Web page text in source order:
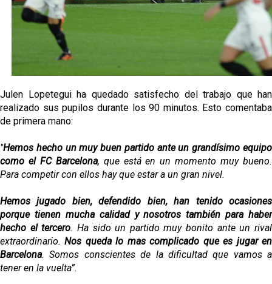
La revolución de José Ignacio Navarro en el Sevilla
Análisis | El Sevilla FC cierra una pretemporada de
contrastes antes del inicio de LaLiga
Julen Lopetegui ha quedado satisfecho del trabajo que han
realizado sus pupilos durante los 90 minutos. Esto comentaba
de primera mano:
"Hemos hecho un muy buen partido ante un grandísimo equipo
como el FC Barcelona, que está en un momento muy bueno.
Para competir con ellos hay que estar a un gran nivel.
Hemos jugado bien, defendido bien, han tenido ocasiones
porque tienen mucha calidad y nosotros también para haber
hecho el tercero. Ha sido un partido muy bonito ante un rival
extraordinario.Nos queda lo mas complicado que es jugar en
Barcelona. Somos conscientes de la dificultad que vamos a
tener en la vuelta”.